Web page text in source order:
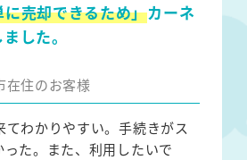
売却できるため」カーネ
した。
在住のお客様
てわかりやすい。手続きがス
った。また、利用したいで